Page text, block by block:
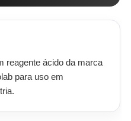
reagente ácido da marca
para uso em